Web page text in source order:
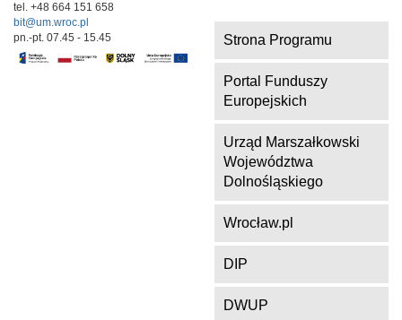
tel. +48 664 151 658
bit@um.wroc.pl
pn.-pt. 07.45 - 15.45
Strona Programu
Portal Funduszy
Europejskich
Urząd Marszałkowski
Województwa
Dolnośląskiego
Wrocław.pl
DIP
DWUP